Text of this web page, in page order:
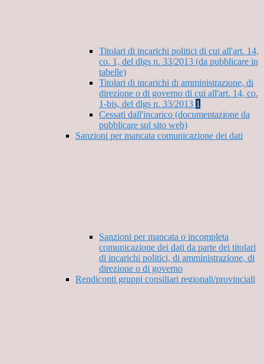
Titolari di incarichi politici di cui all'art. 14,
co. 1, del dlgs n. 33/2013 (da pubblicare in
tabelle)
Titolari di incarichi di amministrazione, di
direzione o di governo di cui all'art. 14, co.
1-bis, del dlgs n. 33/2013 1
Cessati dall'incarico (documentazione da
pubblicare sul sito web)
Sanzioni per mancata comunicazione dei dati
Sanzioni per mancata o incompleta
comunicazione dei dati da parte dei titolari
di incarichi politici, di amministrazione, di
direzione o di governo
Rendiconti gruppi consiliari regionali/provinciali